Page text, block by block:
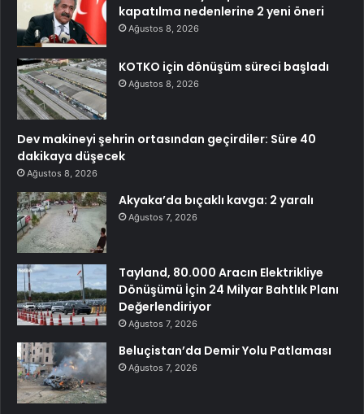
kapatılma nedenlerine 2 yeni öneri
Ağustos 8, 2026
KOTKO için dönüşüm süreci başladı
Ağustos 8, 2026
Dev makineyi şehrin ortasından geçirdiler: Süre 40
dakikaya düşecek
Ağustos 8, 2026
Akyaka’da bıçaklı kavga: 2 yaralı
Ağustos 7, 2026
Tayland, 80.000 Aracın Elektrikliye
Dönüşümü İçin 24 Milyar Bahtlık Planı
Değerlendiriyor
Ağustos 7, 2026
Beluçistan’da Demir Yolu Patlaması
Ağustos 7, 2026